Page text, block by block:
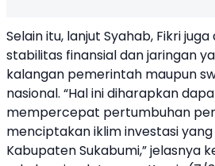
Selain itu, lanjut Syahab, Fikri
stabilitas finansial dan jaringan
kalangan pemerintah maupun
nasional. “Hal ini diharapkan
mempercepat pertumbuhan
menciptakan iklim investasi yang
Kabupaten Sukabumi,” jelasnya